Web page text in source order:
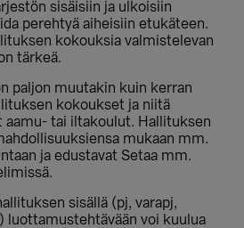
sisäisiin ja ulkoisiin
perehtyä aiheisiin etukäteen.
kokouksia valmistelevan
tärkeä.
paljon muutakin kuin kerran
kokoukset ja niitä
tai iltakoulut. Hallituksen
mukaan mm.
ja edustavat Setaa mm.
sisällä (pj, varapj,
luottamustehtävään voi kuulua